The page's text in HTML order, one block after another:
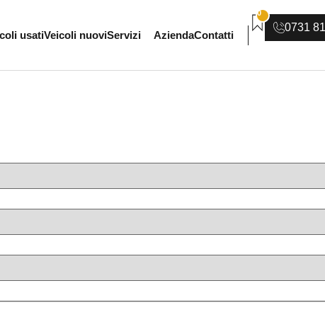
usatiVeicoli nuoviServizi AziendaContatti
0
0731